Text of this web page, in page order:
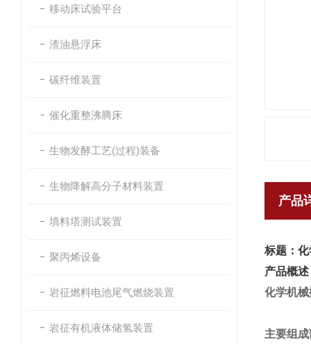
移动床试验平台
渣油悬浮床
碳纤维装置
催化重整沸腾床
生物发酵工艺(过程)装备
生物降解高分子材料装置
填料塔测试装置
聚丙烯设备
岩征燃料电池尾气燃烧装置
岩征有机液体储氢装置
产品
标题：
产品概述
化学机
主要组